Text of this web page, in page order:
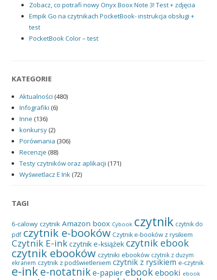
Zobacz, co potrafi nowy Onyx Boox Note 3! Test + zdjęcia
Empik Go na czytnikach PocketBook- instrukcja obsługi +
test
PocketBook Color – test
KATEGORIE
Aktualności (480)
Infografiki (6)
Inne (136)
konkursy(2)
Porównania (306)
Recenzje (88)
Testy czytników oraz aplikacji (171)
Wyświetlacz E Ink(72)
TAGI
6-calowy czytnik Amazon boox Cybook czytnik czytnik do
pdf czytnik e-booków Czytnik e-booków z rysikiem
Czytnik E-ink czytnik e-książek czytnik ebook
czytnik ebooków czytniki ebooków czytnik z dużym
ekranem czytnik z podświetleniem czytnik z rysikiem e-czytnik
e-ink e-notatnike-papier ebookebooki ebook